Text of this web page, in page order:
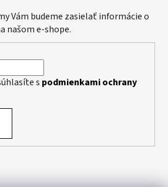
Vám budeme zasielať informácie o
našom e-shope.
s podmienkami ochrany